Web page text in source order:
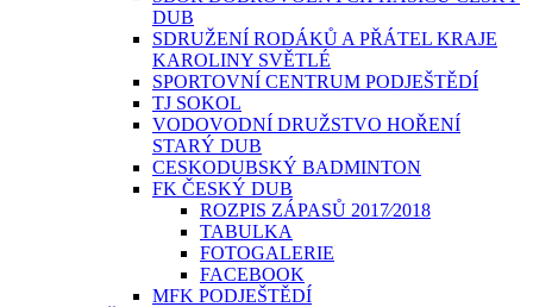
DUB
SDRUŽENÍ RODÁKŮ A PŘÁTEL KRAJE
KAROLINY SVĚTLÉ
SPORTOVNÍ CENTRUM PODJEŠTĚDÍ
TJ SOKOL
VODOVODNÍ DRUŽSTVO HOŘENÍ
STARÝ DUB
CESKODUBSKÝ BADMINTON
FK ČESKÝ DUB
ROZPIS ZÁPASŮ 2017⁄2018
TABULKA
FOTOGALERIE
FACEBOOK
MFK PODJEŠTĚDÍ